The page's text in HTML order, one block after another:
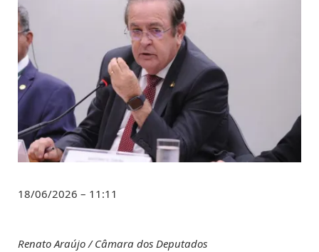
18/06/2026 – 11:11
Renato Araújo / Câmara dos Deputados